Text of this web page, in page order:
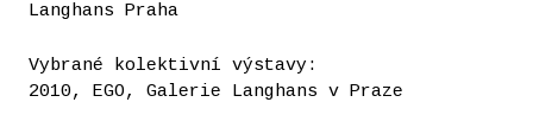
Langhans Praha
Vybrané kolektivní výstavy:
2010, EGO, Galerie Langhans v Praze